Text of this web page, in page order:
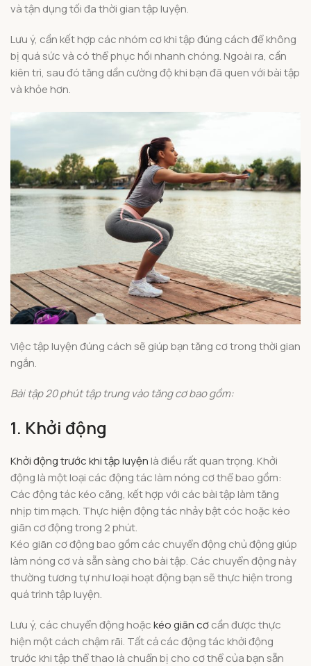
và tận dụng tối đa thời gian tập luyện.
Lưu ý, cần kết hợp các nhóm cơ khi tập đúng cách để không
bị quá sức và có thể phục hồi nhanh chóng. Ngoài ra, cần
kiên trì, sau đó tăng dần cường độ khi bạn đã quen với bài tập
và khỏe hơn.
Việc tập luyện đúng cách sẽ giúp bạn tăng cơ trong thời gian
ngắn.
Bài tập 20 phút tập trung vào tăng cơ bao gồm:
1. Khởi động
Khởi động trước khi tập luyện là điều rất quan trọng. Khởi
động là một loại các động tác làm nóng cơ thể bao gồm:
Các động tác kéo căng, kết hợp với các bài tập làm tăng
nhịp tim mạch. Thực hiện động tác nhảy bật cóc hoặc kéo
giãn cơ động trong 2 phút.
Kéo giãn cơ động bao gồm các chuyển động chủ động giúp
làm nóng cơ và sẵn sàng cho bài tập. Các chuyển động này
thường tương tự như loại hoạt động bạn sẽ thực hiện trong
quá trình tập luyện.
Lưu ý, các chuyển động hoặckéo giãn cơcần được thực
hiện một cách chậm rãi. Tất cả các động tác khởi động
trước khi tập thể thao là chuẩn bị cho cơ thể của bạn sẵn